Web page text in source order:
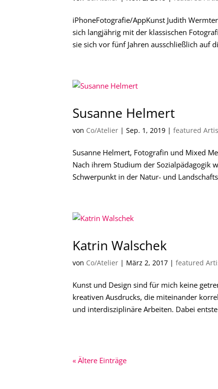
iPhoneFotografie/AppKunst Judith
sich langjährig mit der klassischen
sie sich vor fünf Jahren ausschließlich auf
Susanne Helmert
von Co/Atelier |Sep. 1, 2019 |featured
Susanne Helmert, Fotografin und Mixed
Nach ihrem Studium der Sozialpädagogik
Schwerpunkt in der Natur- und
Katrin Walschek
von Co/Atelier | März 2, 2017 |featured
Kunst und Design sind für mich keine
kreativen Ausdrucks, die miteinander
und interdisziplinäre Arbeiten. Dabei
« Ältere Einträge